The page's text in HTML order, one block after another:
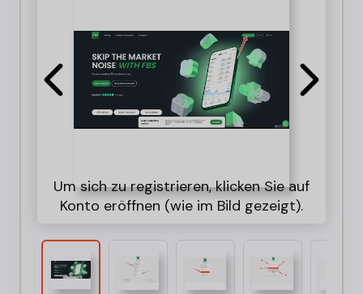
Um sich zu registrieren, klicken Sie auf
Konto eröffnen (wie im Bild gezeigt).